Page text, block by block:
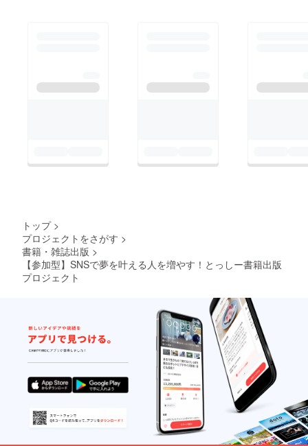
あなた
チャン
難し
かっ
信”も、
僕たち
が一緒
なら
きっと
大丈夫
です。
最初の
10本か
ら、あ
なたの
SNS発
信を応
援しま
ん。 あ
で伝え
皆さん
へ丁寧
ます。
拡散力
× 信頼
性 × 共
感力
で、 あ
なたの
活動を
次のス
テージ
へ引き
上げる
お手伝
いがで
「売上
事・事
きか分
からな
「ひと
りでは
続かな
い」と
感じて
いる方
● とっ
しーか
らの
メッ
セージ
SNSで
人生は
変わり
身が構
適な時
ンス”が
何倍に
りま
す。 こ
のリ
ターン
では、
僕の10
年以上
のSNS
経験と
フォロ
ワーと
の信頼
関係を
フルに
トップ >
プロジェクトをさがす >
書籍・雑誌出版 >
【参加型】SNSで夢を叶える人を増やす！とっしー書籍出版
プロジェクト